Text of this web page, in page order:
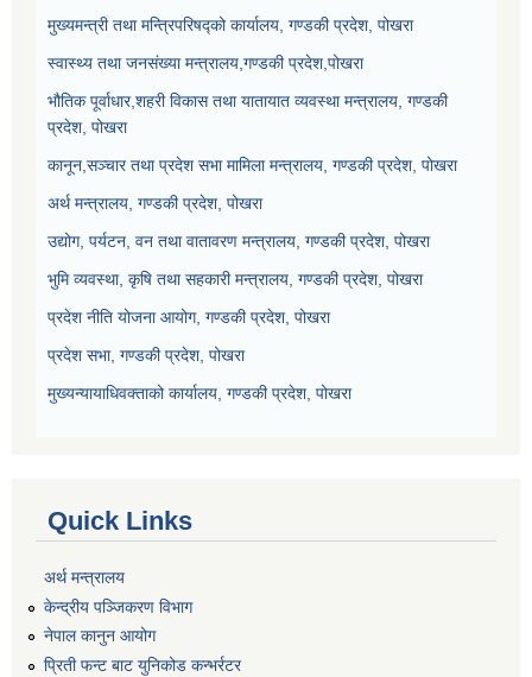
मुख्यमन्त्री तथा मन्त्रिपरिषद्को कार्यालय, गण्डकी प्रदेश, पोखरा
स्वास्थ्य तथा जनसंख्या मन्त्रालय,गण्डकी प्रदेश,पोखरा
भौतिक पूर्वाधार,शहरी विकास तथा यातायात व्यवस्था मन्त्रालय, गण्डकी
प्रदेश, पोखरा
कानून,सञ्चार तथा प्रदेश सभा मामिला मन्त्रालय, गण्डकी प्रदेश, पोखरा
अर्थ मन्त्रालय, गण्डकी प्रदेश, पोखरा
उद्योग, पर्यटन, वन तथा वातावरण मन्त्रालय, गण्डकी प्रदेश, पोखरा
भुमि व्यवस्था, कृषि तथा सहकारी मन्त्रालय, गण्डकी प्रदेश, पोखरा
प्रदेश नीति योजना आयोग, गण्डकी प्रदेश, पोखरा
प्रदेश सभा, गण्डकी प्रदेश, पोखरा
मुख्यन्यायाधिवक्ताको कार्यालय, गण्डकी प्रदेश, पोखरा
Quick Links
अर्थ मन्त्रालय
केन्द्रीय पञ्जिकरण विभाग
नेपाल कानुन आयोग
प्रिती फन्ट बाट युनिकोड कन्भर्रटर